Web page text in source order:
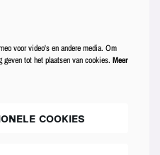
voor video's en andere media. Om
tot het plaatsen van cookies. Meer
COOKIES